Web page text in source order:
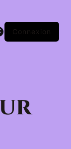
Connexion